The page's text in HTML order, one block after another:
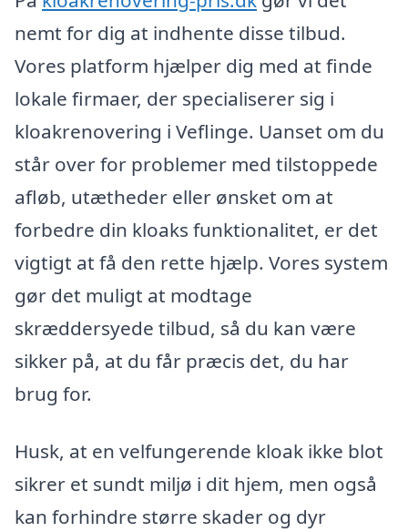
nemt for dig at indhente disse tilbud.
Vores platform hjælper dig med at finde
lokale firmaer, der specialiserer sig i
kloakrenovering i Veflinge. Uanset om du
står over for problemer med tilstoppede
afløb, utætheder eller ønsket om at
forbedre din kloaks funktionalitet, er det
vigtigt at få den rette hjælp. Vores system
gør det muligt at modtage
skræddersyede tilbud, så du kan være
sikker på, at du får præcis det, du har
brug for.
Husk, at en velfungerende kloak ikke blot
sikrer et sundt miljø i dit hjem, men også
kan forhindre større skader og dyr